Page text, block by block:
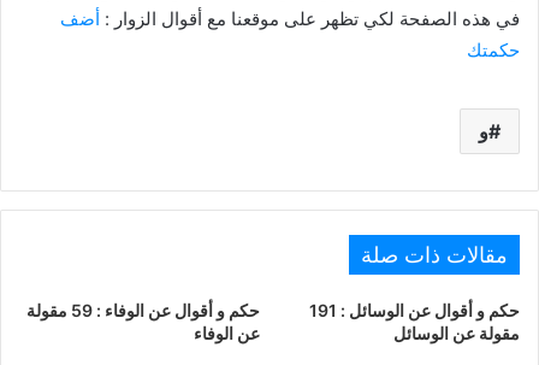
في هذه الصفحة لكي تظهر على موقعنا مع أقوال الزوار : أضف
حكمتك
و
مقالات ذات صلة
حكم و أقوال عن الوسائل : 191
مقولة عن الوسائل
حكم و أقوال عن الوفاء : 59 مقولة
عن الوفاء